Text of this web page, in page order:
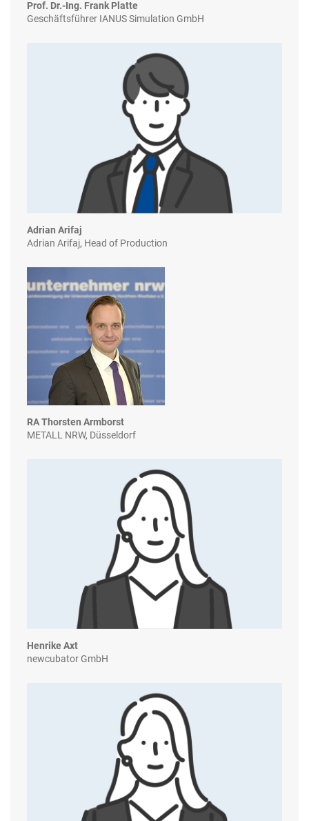
Prof. Dr.-Ing. Frank Platte
Geschäftsführer IANUS Simulation GmbH
Adrian Arifaj
Adrian Arifaj, Head of Production
RA Thorsten Armborst
METALL NRW, Düsseldorf
Henrike Axt
newcubator GmbH